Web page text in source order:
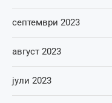
септември 2023
август 2023
јули 2023